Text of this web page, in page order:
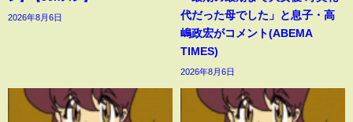
2026年8月6日
代だった母でした」と息子・高
嶋政宏がコメント(ABEMA
TIMES)
2026年8月6日